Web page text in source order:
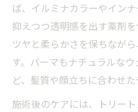
ば、イルミナカラーやイン
抑えつつ透明感を出す薬剤
ツヤと柔らかさを保ちなが
す。パーマもナチュラルな
ど、髪質や顔立ちに合わせた
施術後のケアには、トリー